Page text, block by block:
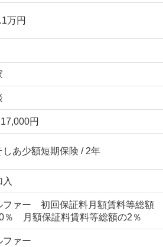
万円
円
しあ少額短期保険 / 2年
入
ファー 初回保証料月額賃料等総額
％ 月額保証料賃料等総額の2％
ファー